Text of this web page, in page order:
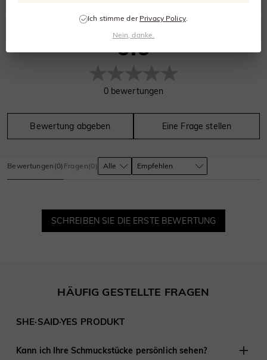
0.0
0 bewertungen
Bewertung abgeben Eine Frage stellen
Bewertungen (0) Fragen(0)
SCHREIBEN SIE DIE ERSTE BEWERTUNG
HÄUFIG GESTELLTE FRAGEN
SHE·SAID·YES PRODUKT
Kann ich Ihre Schmuckstücke persönlich sehen?
Ich stimme der Privacy Policy.
Nein, danke.